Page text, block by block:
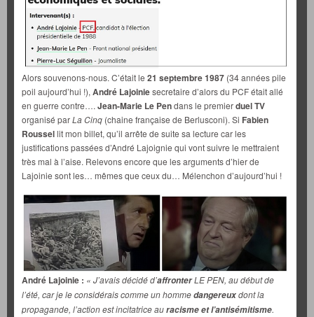
Alors souvenons-nous. C’était le 21 septembre 1987 (34 années pile
poil aujourd’hui !), André Lajoiniesecretaire d’alors du PCF était allé
en guerre contre…. Jean-Marie Le Pendans le premierduel TV
organisé parLa Cinq (chaine française de Berlusconi). Si Fabien
Roussellit mon billet, qu’il arrête de suite sa lecture car les
justifications passées d’André Lajoignie qui vont suivre le mettraient
très mal à l’aise. Relevons encore que les arguments d’hier de
Lajoinie sont les… mêmes que ceux du… Mélenchon d’aujourd’hui !
André Lajoinie : « J’avais décidé d’affronterLE PEN, au début de
l’été, car je le considérais comme un hommedangereuxdont la
propagande, l’action est incitatrice auracisme et l’antisémitisme.